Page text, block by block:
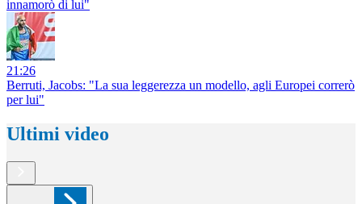
innamorò di lui"
21:26
Berruti, Jacobs: "La sua leggerezza un modello, agli Europei correrò
per lui"
Ultimi video